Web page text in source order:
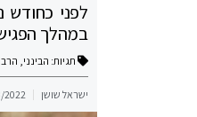
לפני כחודש
במהלך
תגיות: הבינני, הרב
ישראל שושן 2022